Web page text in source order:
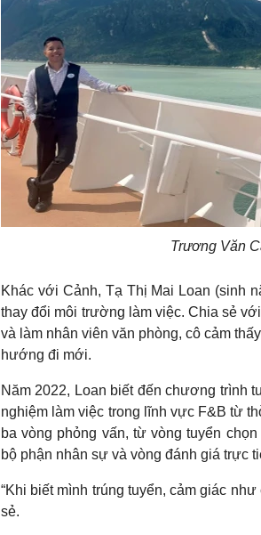
Trương Văn
Khác với Cảnh, Tạ Thị Mai Loan (sinh
thay đổi môi trường làm việc. Chia sẻ
và làm nhân viên văn phòng, cô cảm
hướng đi mới.
Năm 2022, Loan biết đến chương trình
nghiệm làm việc trong lĩnh vực F&B từ
ba vòng phỏng vấn, từ vòng tuyển
bộ phận nhân sự và vòng đánh giá trực
“Khi biết mình trúng tuyển, cảm giác
sẻ.